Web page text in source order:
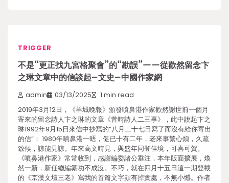
TRIGGER
不是“更正找九宮格聚會”的“勘誤”——從歡然留念卞
之琳文章中的信談起–文史–中國作家網
admin 03/13/2025 1 min read
2019年3月12日，《羊城晚報》頒發噴鼻港作家歡然謝世前一個月
寄來的留念詩人卞之琳的文章《昔時詩人二三事》，此中說起卞之
琳1992年9月15日來信中抄寫的“八月二十七日寫了而沒有給你寄出
的信”： 1980年噴鼻港一晤，促已十有二年，老來事繁心煩，久疏
致候，諒能見諒。年來高文時見，與盛年同登佳境，可喜可賀。
《噴鼻港作家》常常收到，感謝編委諸公垂注，本年版面擴展，煥
然一新，新任總編纂功不成沒。不巧，就在四月十五日這一期登載
的《京漢文壇三老》寫我的首篇文字頗有掉實處，不無小憾。作者